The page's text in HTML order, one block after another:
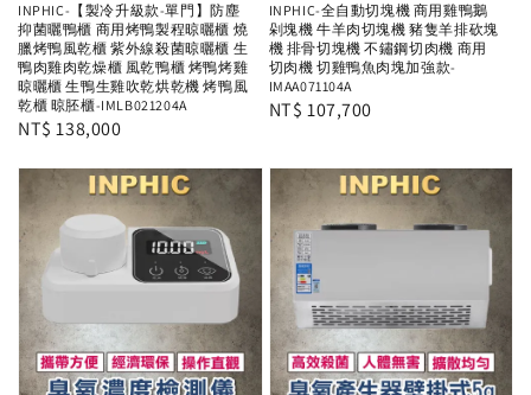
INPHIC-【製冷升級款-單門】防塵
抑菌曬鴨櫃 商用烤鴨製程晾曬櫃 燒
臘烤鴨風乾櫃 紫外線殺菌晾曬櫃 生
鴨肉雞肉乾燥櫃 風乾鴨櫃 烤鴨烤雞
晾曬櫃 生鴨生雞吹乾烘乾機 烤鴨風
乾櫃 晾胚櫃-IMLB021204A
Regular
NT$ 138,000
INPHIC-全自動切塊機 商用雞鴨鵝
剁塊機 牛羊肉切塊機 豬隻羊排砍塊
機 排骨切塊機 不鏽鋼切肉機 商用
切肉機 切雞鴨魚肉塊加強款-
IMAA071104A
Regular
NT$ 107,700